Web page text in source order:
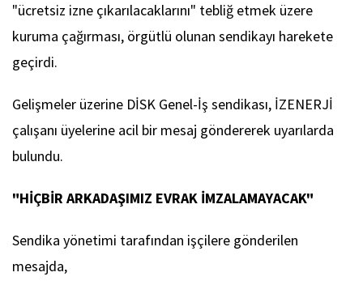
"ücretsiz izne çıkarılacaklarını" tebliğ etmek üzere
kuruma çağırması, örgütlü olunan sendikayı harekete
geçirdi.
Gelişmeler üzerine DİSK Genel-İş sendikası, İZENERJİ
çalışanı üyelerine acil bir mesaj göndererek uyarılarda
bulundu.
"HİÇBİR ARKADAŞIMIZ EVRAK İMZALAMAYACAK"
Sendika yönetimi tarafından işçilere gönderilen
mesajda,